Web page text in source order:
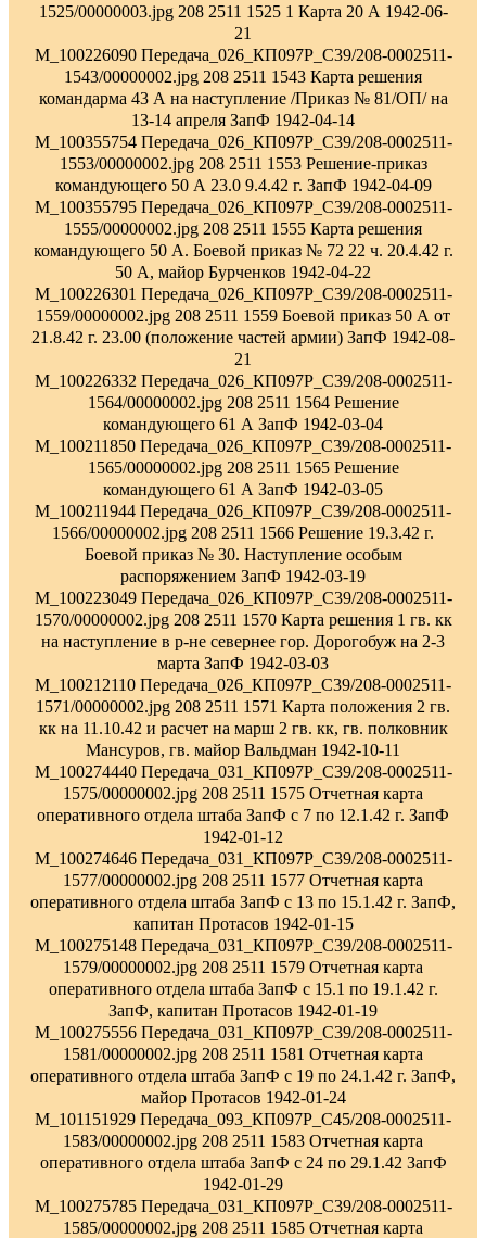
1525/00000003.jpg 208 2511 1525 1 Карта 20 А 1942-06-
21
M_100226090 Передача_026_КП097Р_С39/208-0002511-
1543/00000002.jpg 208 2511 1543 Карта решения
командарма 43 А на наступление /Приказ № 81/ОП/ на
13-14 апреля ЗапФ 1942-04-14
M_100355754 Передача_026_КП097Р_С39/208-0002511-
1553/00000002.jpg 208 2511 1553 Решение-приказ
командующего 50 А 23.0 9.4.42 г. ЗапФ 1942-04-09
M_100355795 Передача_026_КП097Р_С39/208-0002511-
1555/00000002.jpg 208 2511 1555 Карта решения
командующего 50 А. Боевой приказ № 72 22 ч. 20.4.42 г.
50 А, майор Бурченков 1942-04-22
M_100226301 Передача_026_КП097Р_С39/208-0002511-
1559/00000002.jpg 208 2511 1559 Боевой приказ 50 А от
21.8.42 г. 23.00 (положение частей армии) ЗапФ 1942-08-
21
M_100226332 Передача_026_КП097Р_С39/208-0002511-
1564/00000002.jpg 208 2511 1564 Решение
командующего 61 А ЗапФ 1942-03-04
M_100211850 Передача_026_КП097Р_С39/208-0002511-
1565/00000002.jpg 208 2511 1565 Решение
командующего 61 А ЗапФ 1942-03-05
M_100211944 Передача_026_КП097Р_С39/208-0002511-
1566/00000002.jpg 208 2511 1566 Решение 19.3.42 г.
Боевой приказ № 30. Наступление особым
распоряжением ЗапФ 1942-03-19
M_100223049 Передача_026_КП097Р_С39/208-0002511-
1570/00000002.jpg 208 2511 1570 Карта решения 1 гв. кк
на наступление в р-не севернее гор. Дорогобуж на 2-3
марта ЗапФ 1942-03-03
M_100212110 Передача_026_КП097Р_С39/208-0002511-
1571/00000002.jpg 208 2511 1571 Карта положения 2 гв.
кк на 11.10.42 и расчет на марш 2 гв. кк, гв. полковник
Мансуров, гв. майор Вальдман 1942-10-11
M_100274440 Передача_031_КП097Р_С39/208-0002511-
1575/00000002.jpg 208 2511 1575 Отчетная карта
оперативного отдела штаба ЗапФ с 7 по 12.1.42 г. ЗапФ
1942-01-12
M_100274646 Передача_031_КП097Р_С39/208-0002511-
1577/00000002.jpg 208 2511 1577 Отчетная карта
оперативного отдела штаба ЗапФ с 13 по 15.1.42 г. ЗапФ,
капитан Протасов 1942-01-15
M_100275148 Передача_031_КП097Р_С39/208-0002511-
1579/00000002.jpg 208 2511 1579 Отчетная карта
оперативного отдела штаба ЗапФ с 15.1 по 19.1.42 г.
ЗапФ, капитан Протасов 1942-01-19
M_100275556 Передача_031_КП097Р_С39/208-0002511-
1581/00000002.jpg 208 2511 1581 Отчетная карта
оперативного отдела штаба ЗапФ с 19 по 24.1.42 г. ЗапФ,
майор Протасов 1942-01-24
M_101151929 Передача_093_КП097Р_С45/208-0002511-
1583/00000002.jpg 208 2511 1583 Отчетная карта
оперативного отдела штаба ЗапФ с 24 по 29.1.42 ЗапФ
1942-01-29
M_100275785 Передача_031_КП097Р_С39/208-0002511-
1585/00000002.jpg 208 2511 1585 Отчетная карта